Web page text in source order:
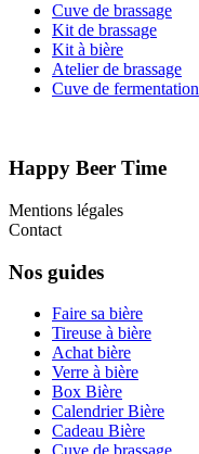
Cuve de brassage
Kit de brassage
Kit à bière
Atelier de brassage
Cuve de fermentation
Happy Beer Time
Mentions légales
Contact
Nos guides
Faire sa bière
Tireuse à bière
Achat bière
Verre à bière
Box Bière
Calendrier Bière
Cadeau Bière